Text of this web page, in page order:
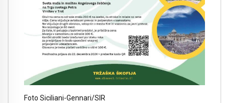
Foto Siciliani-Gennari/SIR